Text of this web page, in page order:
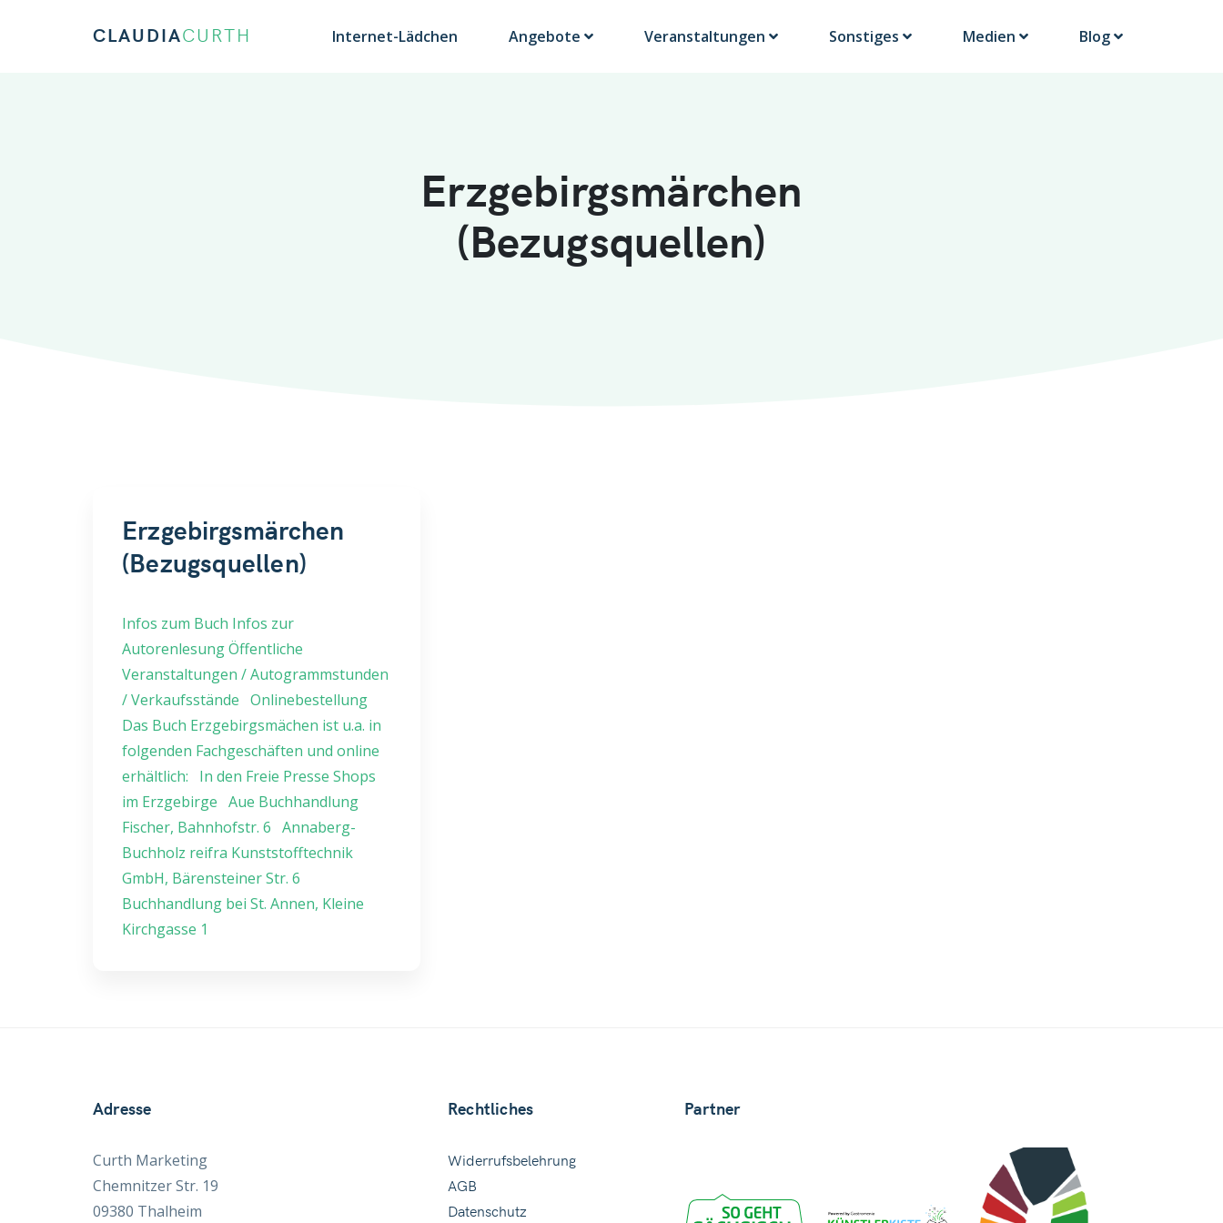
CLAUDIACURTH Internet-Lädchen Angebote Veranstaltungen Sonstiges Medien Blog
Erzgebirgsmärchen
(Bezugsquellen)
Erzgebirgsmärchen
(Bezugsquellen)
Infos zum Buch Infos zur
Autorenlesung Öffentliche
Veranstaltungen / Autogrammstunden
/ Verkaufsstände Onlinebestellung
Das Buch Erzgebirgsmächen ist u.a. in
folgenden Fachgeschäften und online
erhältlich: In den Freie Presse Shops
im Erzgebirge Aue Buchhandlung
Fischer, Bahnhofstr. 6 Annaberg-
Buchholz reifra Kunststofftechnik
GmbH, Bärensteiner Str. 6
Buchhandlung bei St. Annen, Kleine
Kirchgasse 1
Adresse
Curth Marketing
Chemnitzer Str. 19
09380 Thalheim
Rechtliches
Widerrufsbelehrung
AGB
Datenschutz
Partner